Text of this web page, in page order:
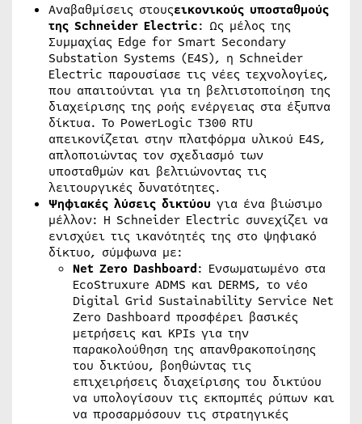
Αναβαθμίσεις στουςεικονικούς υποσταθμούς
της Schneider Electric: Ως μέλος της
Συμμαχίας Edge for Smart Secondary
Substation Systems (E4S), η Schneider
Electric παρουσίασε τις νέες τεχνολογίες,
που απαιτούνται για τη βελτιστοποίηση της
διαχείρισης της ροής ενέργειας στα έξυπνα
δίκτυα. Το PowerLogic T300 RTU
απεικονίζεται στην πλατφόρμα υλικού E4S,
απλοποιώντας τον σχεδιασμό των
υποσταθμών και βελτιώνοντας τις
λειτουργικές δυνατότητες.
Ψηφιακές λύσεις δικτύου για ένα βιώσιμο
μέλλον: Η Schneider Electric συνεχίζει να
ενισχύει τις ικανότητές της στο ψηφιακό
δίκτυο, σύμφωνα με:
Net Zero Dashboard: Ενσωματωμένο στα
EcoStruxure ADMS και DERMS, το νέο
Digital Grid Sustainability Service Net
Zero Dashboard προσφέρει βασικές
μετρήσεις και KPIs για την
παρακολούθηση της απανθρακοποίησης
του δικτύου, βοηθώντας τις
επιχειρήσεις διαχείρισης του δικτύου
να υπολογίσουν τις εκπομπές ρύπων και
να προσαρμόσουν τις στρατηγικές